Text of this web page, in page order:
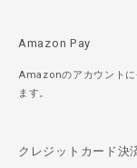
Amazon Pay
Amazonのアカウント
ます。
クレジットカード決